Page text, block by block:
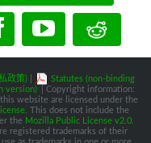
政策)|
Statutes (non-binding
version)
| Copyright information:
website are licensed under the
. This does not include the
the Mozilla Public License v2.0
registered trademarks of their